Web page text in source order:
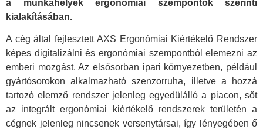
a munkahelyek ergonómiai szempontok szerinti
kialakításában.
A cég által fejlesztett AXS Ergonómiai Kiértékelő Rendszer
képes digitalizálni és ergonómiai szempontból elemezni az
emberi mozgást. Az elsősorban ipari környezetben, például
gyártósorokon alkalmazható szenzorruha, illetve a hozzá
tartozó elemző rendszer jelenleg egyedülálló a piacon, sőt
az integrált ergonómiai kiértékelő rendszerek területén a
cégnek jelenleg nincsenek versenytársai, így lényegében ő